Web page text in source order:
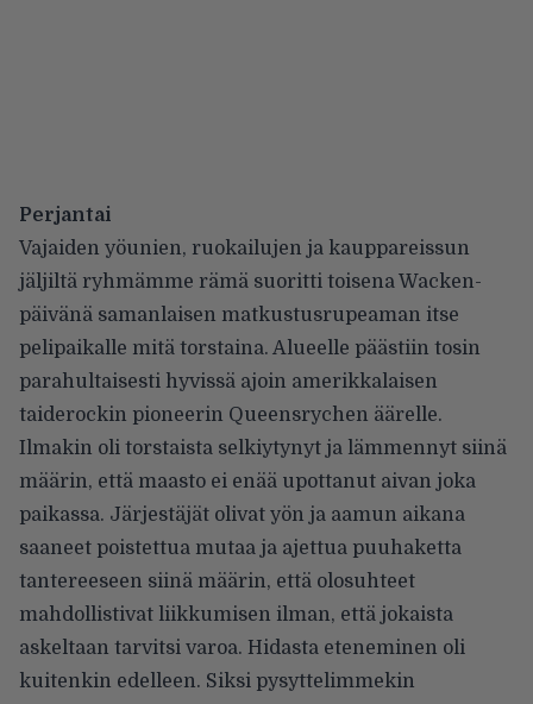
Perjantai
Vajaiden yöunien, ruokailujen ja kauppareissun
jäljiltä ryhmämme rämä suoritti toisena Wacken-
päivänä samanlaisen matkustusrupeaman itse
pelipaikalle mitä torstaina. Alueelle päästiin tosin
parahultaisesti hyvissä ajoin amerikkalaisen
taiderockin pioneerin Queensrychen äärelle.
Ilmakin oli torstaista selkiytynyt ja lämmennyt siinä
määrin, että maasto ei enää upottanut aivan joka
paikassa. Järjestäjät olivat yön ja aamun aikana
saaneet poistettua mutaa ja ajettua puuhaketta
tantereeseen siinä määrin, että olosuhteet
mahdollistivat liikkumisen ilman, että jokaista
askeltaan tarvitsi varoa. Hidasta eteneminen oli
kuitenkin edelleen. Siksi pysyttelimmekin